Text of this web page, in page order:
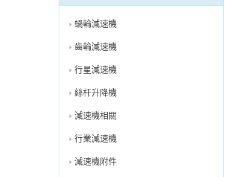
蝸輪減速機
齒輪減速機
行星減速機
絲杆升降機
減速機相關
行業減速機
減速機附件